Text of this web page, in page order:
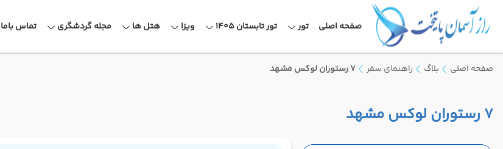
صفحه اصلی تور تور تابستان 1405 ویزا هتل ها مجله گردشگری تماس باما
صفحه اصلی بلاگ راهنمای سفر 7 رستوران لوکس مشهد
7 رستوران لوکس مشهد